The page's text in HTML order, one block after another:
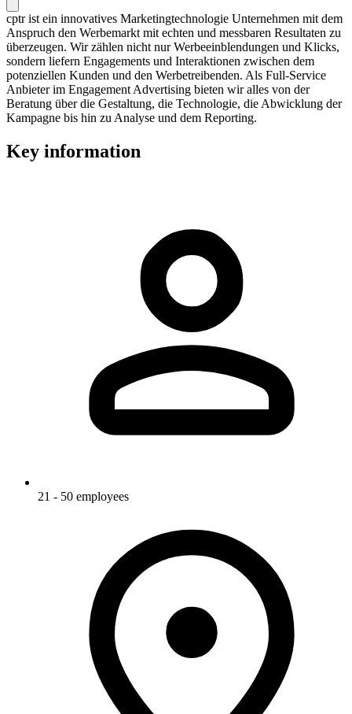
cptr ist ein innovatives Marketingtechnologie Unternehmen mit dem
Anspruch den Werbemarkt mit echten und messbaren Resultaten zu
überzeugen. Wir zählen nicht nur Werbeeinblendungen und Klicks,
sondern liefern Engagements und Interaktionen zwischen dem
potenziellen Kunden und den Werbetreibenden. Als Full-Service
Anbieter im Engagement Advertising bieten wir alles von der
Beratung über die Gestaltung, die Technologie, die Abwicklung der
Kampagne bis hin zu Analyse und dem Reporting.
Key information
21 - 50 employees